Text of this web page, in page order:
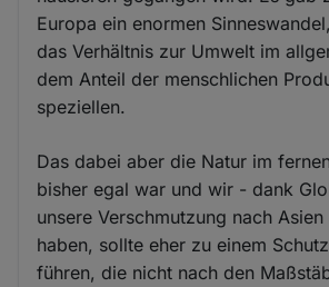
Europa ein enormen
das Verhältnis zur Umwelt im
dem Anteil der menschlichen
speziellen.
Das dabei aber die Natur im
bisher egal war und wir - dank
unsere Verschmutzung nach
haben, sollte eher zu einem
führen, die nicht nach den